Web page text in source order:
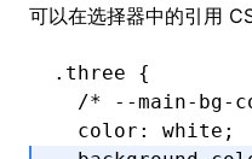
可以在选择器中的引用
.three {
/* --main-bg-
  color
: white ;